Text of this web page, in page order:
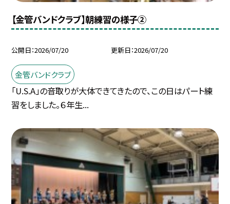
【金管バンドクラブ】朝練習の様子②
公開日 2026/07/20 更新日 2026/07/20
金管バンドクラブ
「U.S.A」の音取りが大体できてきたので、この日はパート練
習をしました。６年生...